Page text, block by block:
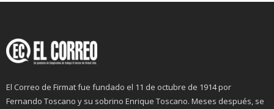
El Correo de Firmat fue fundado el 11 de octubre de 1914 por
Fernando Toscano y su sobrino Enrique Toscano. Meses después, se